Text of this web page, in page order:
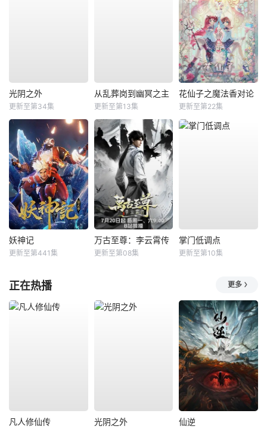
光阴之外
更新至第34集
从乱葬岗到幽冥之主
更新至第13集
花仙子之魔法香对论
更新至第22集
妖神记
更新至第441集
万古至尊：李云霄传
更新至第08集
掌门低调点
更新至第10集
正在热播 更多
凡人修仙传 光阴之外 仙逆